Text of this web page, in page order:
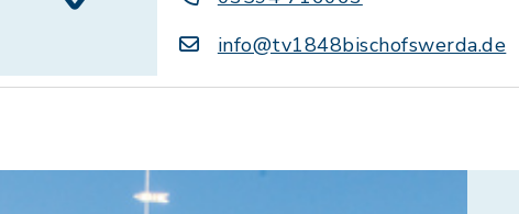
info@tv1848bischofswerda.de